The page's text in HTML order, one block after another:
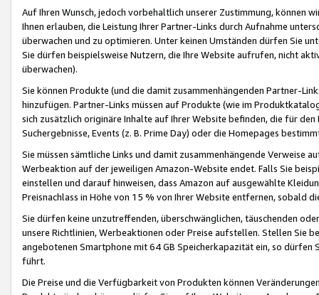
Auf Ihren Wunsch, jedoch vorbehaltlich unserer Zustimmung, können
Ihnen erlauben, die Leistung Ihrer Partner-Links durch Aufnahme
überwachen und zu optimieren. Unter keinen Umständen dürfen Sie
Sie dürfen beispielsweise Nutzern, die Ihre Website aufrufen, nicht
überwachen).
Sie können Produkte (und die damit zusammenhängenden Partner-
hinzufügen. Partner-Links müssen auf Produkte (wie im
sich zusätzlich originäre Inhalte auf Ihrer Website befinden, die für
Suchergebnisse, Events (z. B. Prime Day) oder die Homepages
Sie müssen sämtliche Links und damit zusammenhängende
Werbeaktion auf der jeweiligen Amazon-Website endet. Falls Sie
einstellen und darauf hinweisen, dass Amazon auf ausgewählte
Preisnachlass in Höhe von 15 % von Ihrer Website entfernen, sobald
Sie dürfen keine unzutreffenden, überschwänglichen, täuschenden
unsere Richtlinien, Werbeaktionen oder Preise aufstellen. Stellen Sie
angebotenen Smartphone mit 64 GB Speicherkapazität ein, so dürfen
führt.
Die Preise und die Verfügbarkeit von Produkten können